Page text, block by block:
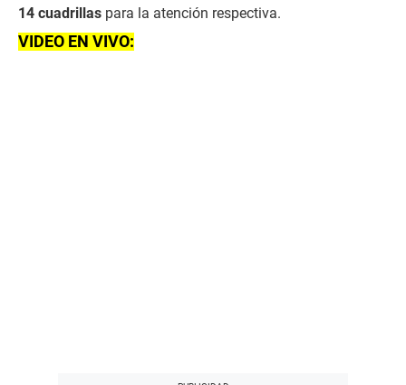
14 cuadrillas para la atención respectiva.
VIDEO EN VIVO: